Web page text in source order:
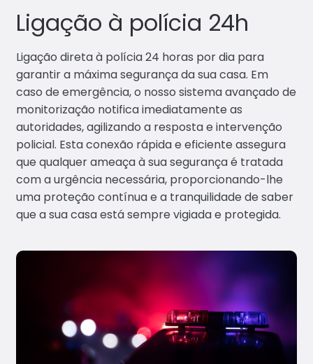
Ligação à polícia 24h
Ligação direta à polícia 24 horas por dia para
garantir a máxima segurança da sua casa. Em
caso de emergência, o nosso sistema avançado de
monitorização notifica imediatamente as
autoridades, agilizando a resposta e intervenção
policial. Esta conexão rápida e eficiente assegura
que qualquer ameaça à sua segurança é tratada
com a urgência necessária, proporcionando-lhe
uma proteção contínua e a tranquilidade de saber
que a sua casa está sempre vigiada e protegida.